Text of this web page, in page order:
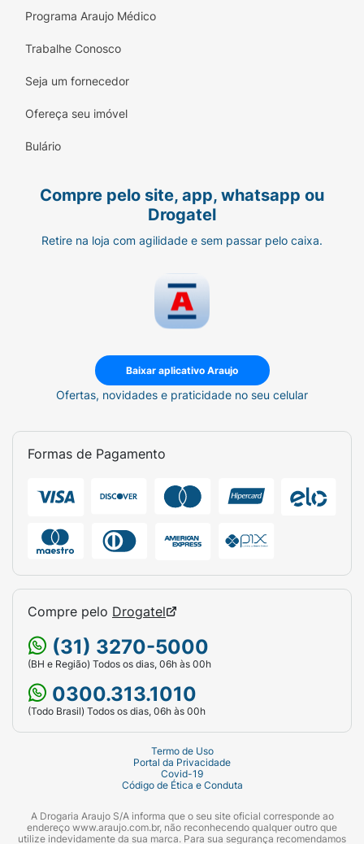
Tiras Tradicionais:
proporcionam um ajuste firme e
antiderrapantes que evitam escorregões em
não deforma, não retém odores e mantém o
visual impecável por muito mais tempo.
Sugestão de Uso:
versátil. Use-o para curtir um dia de sol na
praia, para o merecido descanso em casa, ou
para compor um look casual de fim de
jeans e camisetas básicas.
Dica de limpeza:
Para manter sua sandália sempre com cara de
nova, lave-a com água em temperatura
ventilado e sempre à sombra.
Ficha Técnica:
Linha:
Color Essencial.
Produto:Sandália / Chinelo de Dedo.
Tamanho:43/44.
Cor da Palmilha:Preto e Cinza.
Cor da Tira:Preta (com logo Havaianas em
relevo).
Material:100% Borracha.
Tipo de Solado:Antiderrapante.
Origem:Nacional (Feito no Brasil).
Programa Araujo Médico
Trabalhe Conosco
Seja um fornecedor
Ofereça seu imóvel
Bulário
Compre pelo site, app, whatsapp ou
Drogatel
Retire na loja com agilidade e sem passar pelo caixa.
Baixar aplicativo Araujo
Ofertas, novidades e praticidade no seu celular
Formas de Pagamento
Compre pelo Drogatel
(31) 3270-5000
(BH e Região) Todos os dias, 06h às 00h
0300.313.1010
(Todo Brasil) Todos os dias, 06h às 00h
Termo de Uso
Portal da Privacidade
Covid-19
Código de Ética e Conduta
A Drogaria Araujo S/A informa que o seu site oficial corresponde ao
endereço www.araujo.com.br, não reconhecendo qualquer outro que
utilize indevidamente da sua marca. Para sua segurança recomendamos